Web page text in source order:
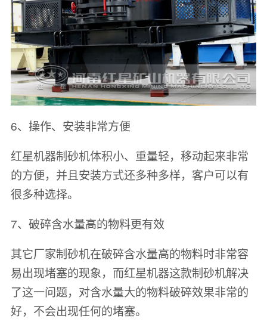
6、操作、安装非常方便
红星机器制砂机体积小、重量轻，移动起来非常
的方便，并且安装方式还多种多样，客户可以有
很多种选择。
7、破碎含水量高的物料更有效
其它厂家制砂机在破碎含水量高的物料时非常容
易出现堵塞的现象，而红星机器这款制砂机解决
了这一问题，对含水量大的物料破碎效果非常的
好，不会出现任何的堵塞。